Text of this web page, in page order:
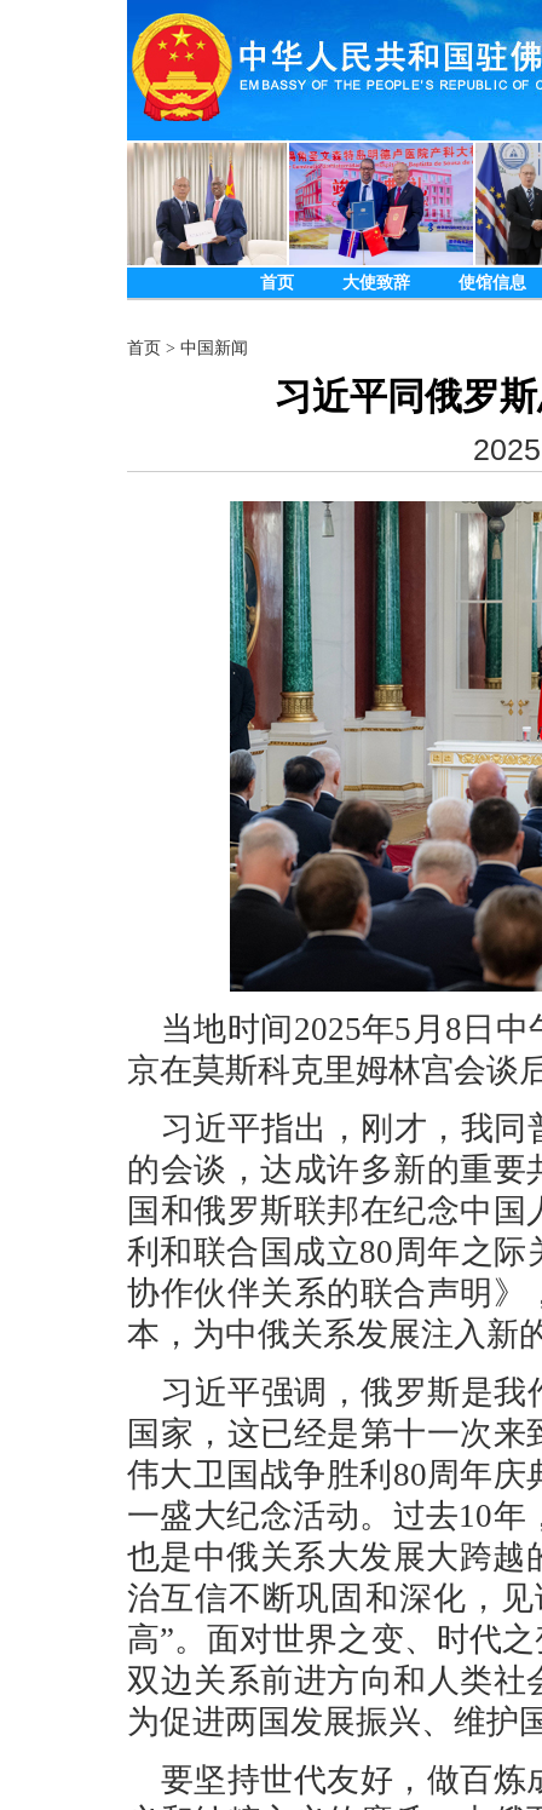
首页 大使致辞 使馆信息
首页 > 中国新闻
习近平同俄罗
当地时间2025年5月8日
京在莫斯科克里姆林宫会谈
习近平指出，刚才，我
的会谈，达成许多新的重
国和俄罗斯联邦在纪念中
利和联合国成立80周年之
协作伙伴关系的联合声明
本，为中俄关系发展注入新
习近平强调，俄罗斯是
国家，这已经是第十一次
伟大卫国战争胜利80周年
一盛大纪念活动。过去10
也是中俄关系大发展大跨越
治互信不断巩固和深化，
高”。面对世界之变、时代
双边关系前进方向和人类
为促进两国发展振兴、维护
要坚持世代友好，做百炼